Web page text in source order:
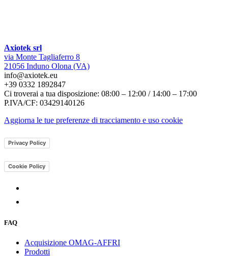
Axiotek srl
via Monte Tagliaferro 8
21056 Induno Olona (VA)
info@axiotek.eu
+39 0332 1892847
Ci troverai a tua disposizione: 08:00 – 12:00 / 14:00 – 17:00
P.IVA/CF: 03429140126
Aggiorna le tue preferenze di tracciamento e uso cookie
Privacy Policy
Cookie Policy
FAQ
Acquisizione OMAG-AFFRI
Prodotti